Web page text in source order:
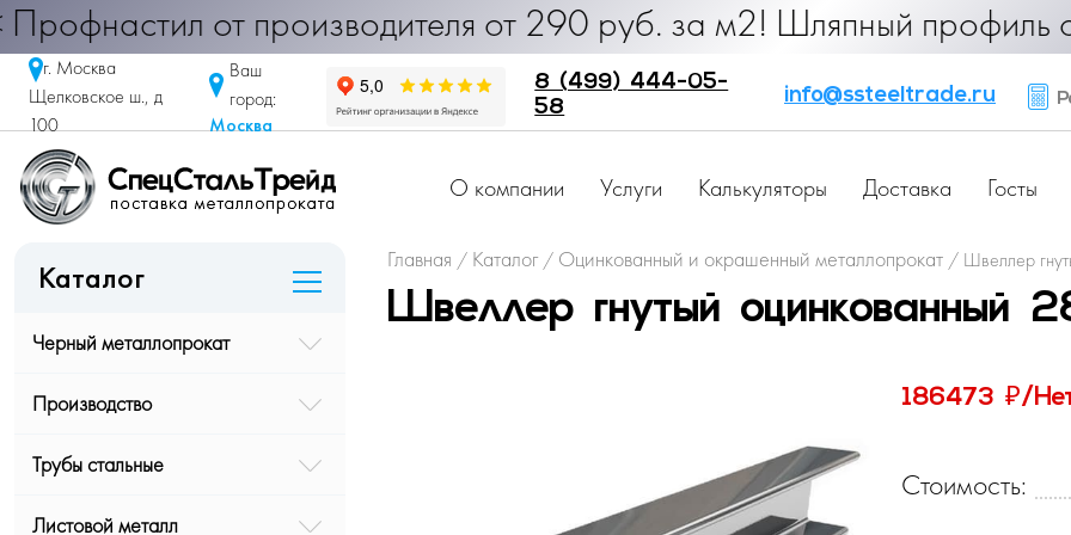
от производителя от 290 руб. за м2! Шляпный профиль от 25
г. Москва
Щелковское ш., д
100
Ваш
город:
Москва
8 (499) 444-05-
58
info@ssteeltrade.ru
О компании Услуги Калькуляторы Доставка Госты
Каталог
Черный металлопрокат
Производство
Трубы стальные
Листовой металл
Главная / Каталог / Оцинкованный и окрашенный металлопрокат / Швеллер
Швеллер гнутый оцинкованный
186473 ₽/
Стоимость: